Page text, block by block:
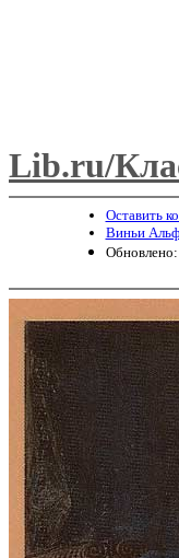
Lib.ru/
Оставить
Виньи